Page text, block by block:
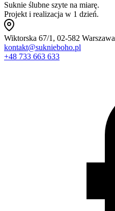
Suknie ślubne szyte na miarę.
Projekt i realizacja w 1 dzień.
Wiktorska 67/1, 02-582 Warszawa
kontakt@suknieboho.pl
+48 733 663 633